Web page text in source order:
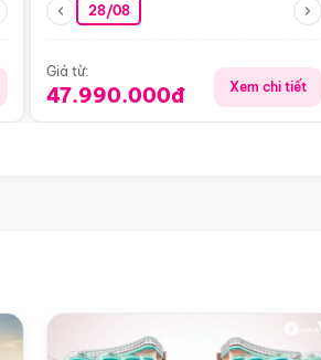
28/08
Giá từ:
47.990.000đ Xem chi tiết